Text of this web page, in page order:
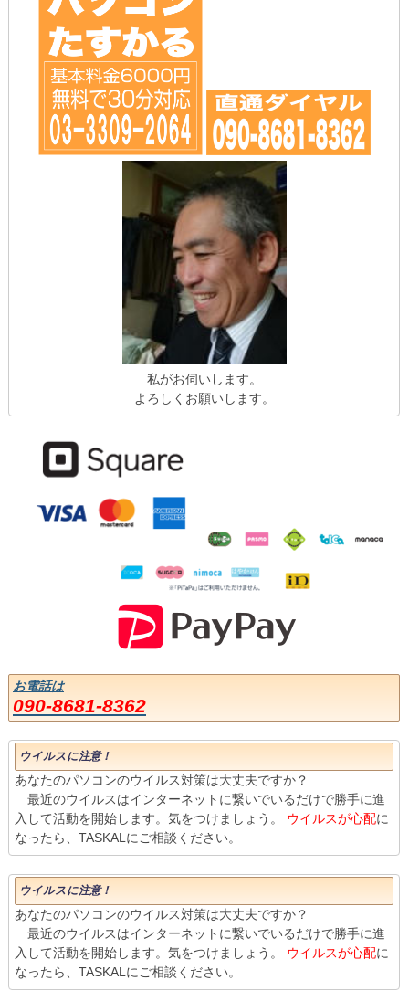
私がお伺いします。
よろしくお願いします。
お電話は
090-8681-8362
ウイルスに注意！
あなたのパソコンのウイルス対策は大丈夫ですか？
最近のウイルスはインターネットに繋いでいるだけで勝手に進
入して活動を開始します。気をつけましょう。 ウイルスが心配に
なったら、TASKALにご相談ください。
ウイルスに注意！
あなたのパソコンのウイルス対策は大丈夫ですか？
最近のウイルスはインターネットに繋いでいるだけで勝手に進
入して活動を開始します。気をつけましょう。 ウイルスが心配に
なったら、TASKALにご相談ください。